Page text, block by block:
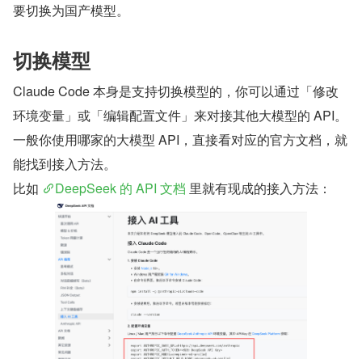
要切换为国产模型。
切换模型
Claude Code 本身是支持切换模型的，你可以通过「修改
环境变量」或「编辑配置文件」来对接其他大模型的 API。
一般你使用哪家的大模型 API，直接看对应的官方文档，就
能找到接入方法。
比如
DeepSeek 的 API 文档 里就有现成的接入方法：